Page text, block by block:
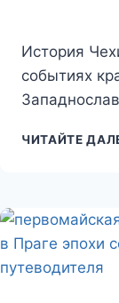
История
событиях
ЧИТАЙТЕ